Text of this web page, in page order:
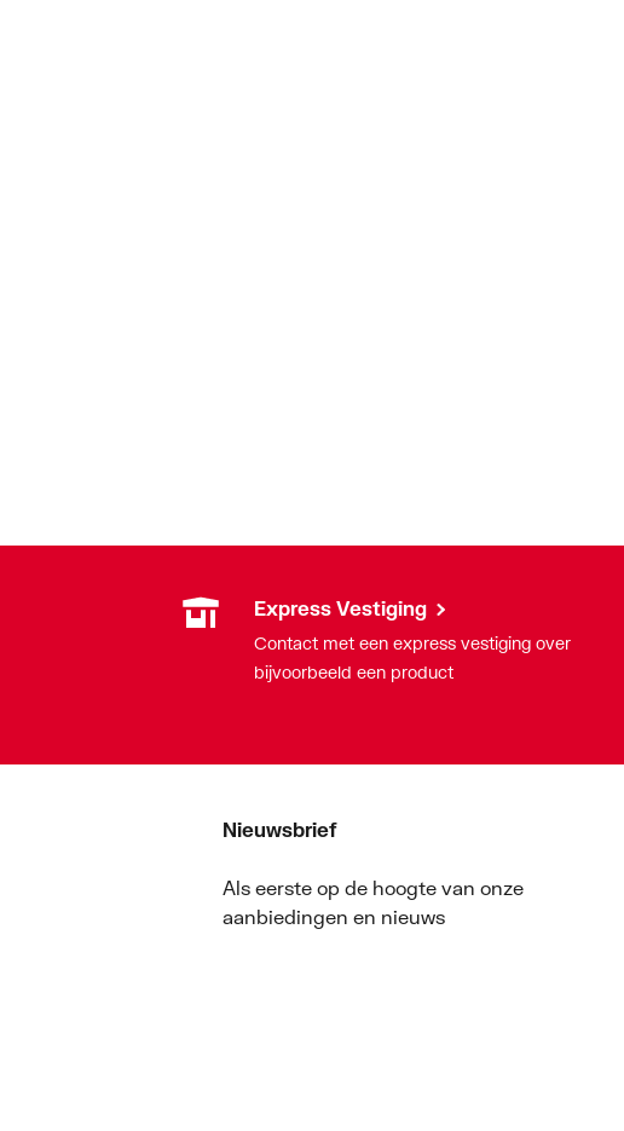
Express Vestiging
Contact met een express vestiging over
bijvoorbeeld een product
Nieuwsbrief
Als eerste op de hoogte van onze
aanbiedingen en nieuws